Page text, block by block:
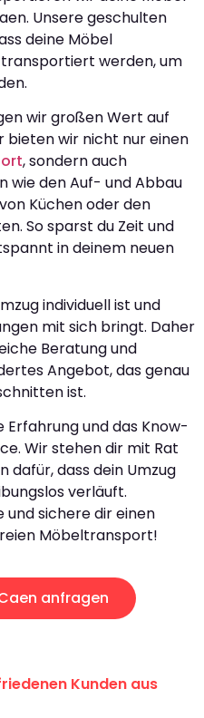
Unsere geschulten
deine Möbel
werden, um
wir großen Wert auf
bieten wir nicht nur einen
, sondern auch
wie den Auf- und Abbau
Küchen oder den
So sparst du Zeit und
in deinem neuen
individuell ist und
mit sich bringt. Daher
Beratung und
Angebot, das genau
ist.
und das Know-
Wir stehen dir mit Rat
dafür, dass dein Umzug
verläuft.
sichere dir einen
Möbeltransport!
anfragen
Kunden aus